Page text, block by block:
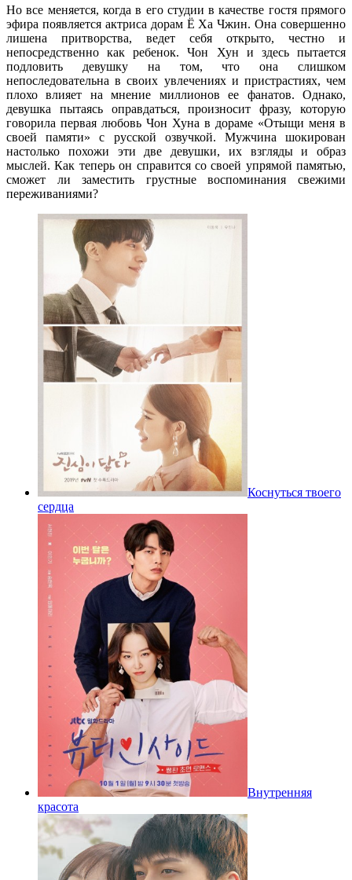
Но все меняется, когда в его студии в качестве гостя прямого
эфира появляется актриса дорам Ё Ха Чжин. Она совершенно
лишена притворства, ведет себя открыто, честно и
непосредственно как ребенок. Чон Хун и здесь пытается
подловить девушку на том, что она слишком
непоследовательна в своих увлечениях и пристрастиях, чем
плохо влияет на мнение миллионов ее фанатов. Однако,
девушка пытаясь оправдаться, произносит фразу, которую
говорила первая любовь Чон Хуна в дораме «Отыщи меня в
своей памяти» с русской озвучкой. Мужчина шокирован
настолько похожи эти две девушки, их взгляды и образ
мыслей. Как теперь он справится со своей упрямой памятью,
сможет ли заместить грустные воспоминания свежими
переживаниями?
Коснуться твоего
сердца
Внутренняя
красота